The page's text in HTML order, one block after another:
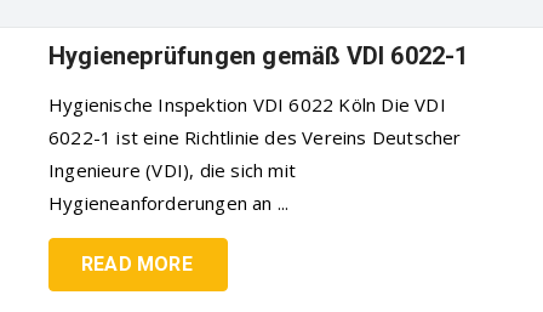
Hygieneprüfungen gemäß VDI 6022-1
Hygienische Inspektion VDI 6022 Köln Die VDI
6022-1 ist eine Richtlinie des Vereins Deutscher
Ingenieure (VDI), die sich mit
Hygieneanforderungen an ...
READ MORE